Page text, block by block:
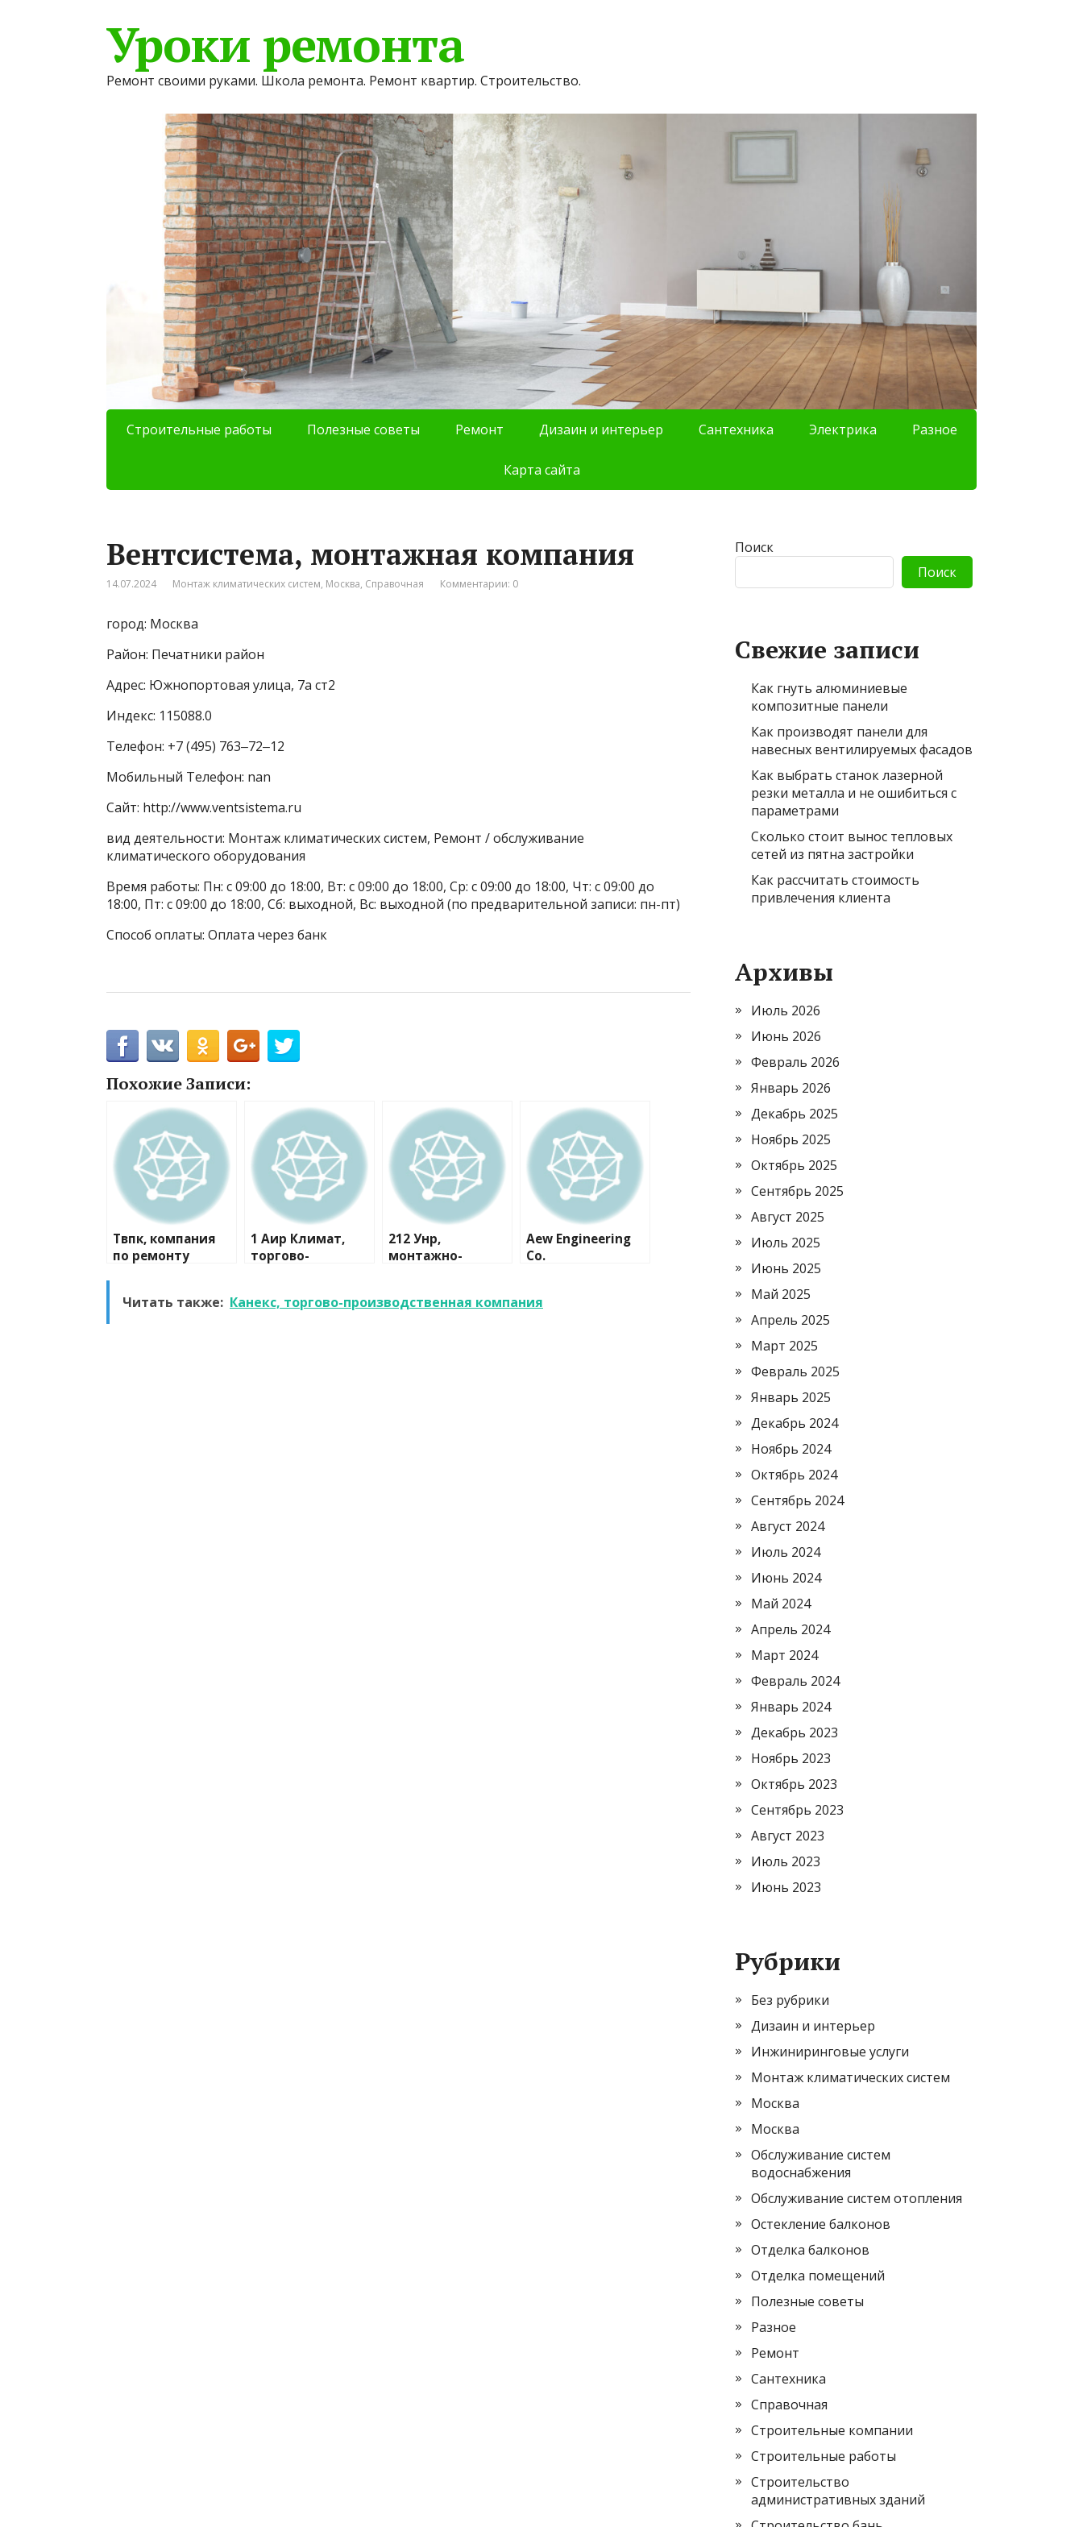
Уроки ремонта
Ремонт своими руками. Школа ремонта. Ремонт квартир. Строительство.
Строительные работы Полезные советы Ремонт Дизаин и интерьер Сантехника Электрика Разное
Карта сайта
Вентсистема, монтажная компания
14.07.2024 Монтаж климатических систем, Москва, Справочная Комментарии: 0
город: Москва
Район: Печатники район
Адрес: Южнопортовая улица, 7а ст2
Индекс: 115088.0
Телефон: +7 (495) 763‒72‒12
Мобильный Телефон: nan
Сайт: http://www.ventsistema.ru
вид деятельности: Монтаж климатических систем, Ремонт / обслуживание
климатического оборудования
Время работы: Пн: с 09:00 до 18:00, Вт: с 09:00 до 18:00, Ср: с 09:00 до 18:00, Чт: с 09:00 до
18:00, Пт: с 09:00 до 18:00, Сб: выходной, Вс: выходной (по предварительной записи: пн-пт)
Способ оплаты: Оплата через банк
Похожие Записи:
Твпк, компания
по ремонту
1 Аир Климат,
торгово-
212 Унр,
монтажно-
Aew Engineering
Co.
Читать также: Канекс, торгово-производственная компания
Поиск
Поиск
Свежие записи
Как гнуть алюминиевые
композитные панели
Как производят панели для
навесных вентилируемых фасадов
Как выбрать станок лазерной
резки металла и не ошибиться с
параметрами
Сколько стоит вынос тепловых
сетей из пятна застройки
Как рассчитать стоимость
привлечения клиента
Архивы
Июль 2026
Июнь 2026
Февраль 2026
Январь 2026
Декабрь 2025
Ноябрь 2025
Октябрь 2025
Сентябрь 2025
Август 2025
Июль 2025
Июнь 2025
Май 2025
Апрель 2025
Март 2025
Февраль 2025
Январь 2025
Декабрь 2024
Ноябрь 2024
Октябрь 2024
Сентябрь 2024
Август 2024
Июль 2024
Июнь 2024
Май 2024
Апрель 2024
Март 2024
Февраль 2024
Январь 2024
Декабрь 2023
Ноябрь 2023
Октябрь 2023
Сентябрь 2023
Август 2023
Июль 2023
Июнь 2023
Рубрики
Без рубрики
Дизаин и интерьер
Инжиниринговые услуги
Монтаж климатических систем
Москва
Москва
Обслуживание систем
водоснабжения
Обслуживание систем отопления
Остекление балконов
Отделка балконов
Отделка помещений
Полезные советы
Разное
Ремонт
Сантехника
Справочная
Строительные компании
Строительные работы
Строительство
административных зданий